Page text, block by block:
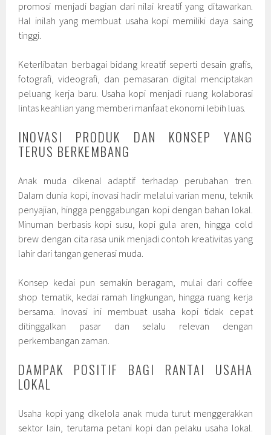
promosi menjadi bagian dari nilai kreatif yang ditawarkan.
Hal inilah yang membuat usaha kopi memiliki daya saing
tinggi.
Keterlibatan berbagai bidang kreatif seperti desain grafis,
fotografi, videografi, dan pemasaran digital menciptakan
peluang kerja baru. Usaha kopi menjadi ruang kolaborasi
lintas keahlian yang memberi manfaat ekonomi lebih luas.
INOVASI PRODUK DAN KONSEP YANG
TERUS BERKEMBANG
Anak muda dikenal adaptif terhadap perubahan tren.
Dalam dunia kopi, inovasi hadir melalui varian menu, teknik
penyajian, hingga penggabungan kopi dengan bahan lokal.
Minuman berbasis kopi susu, kopi gula aren, hingga cold
brew dengan cita rasa unik menjadi contoh kreativitas yang
lahir dari tangan generasi muda.
Konsep kedai pun semakin beragam, mulai dari coffee
shop tematik, kedai ramah lingkungan, hingga ruang kerja
bersama. Inovasi ini membuat usaha kopi tidak cepat
ditinggalkan pasar dan selalu relevan dengan
perkembangan zaman.
DAMPAK POSITIF BAGI RANTAI USAHA
LOKAL
Usaha kopi yang dikelola anak muda turut menggerakkan
sektor lain, terutama petani kopi dan pelaku usaha lokal.